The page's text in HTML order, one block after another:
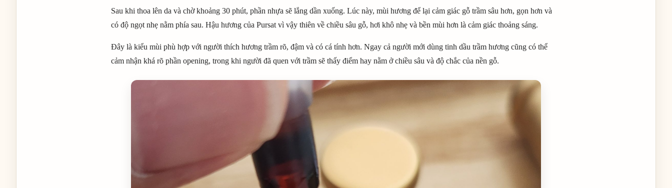
Sau khi thoa lên da và chờ khoảng 30 phút, phần nhựa sẽ lắng dần xuống. Lúc này, mùi hương để lại cảm giác gỗ trầm sâu hơn, gọn hơn và
có độ ngọt nhẹ nằm phía sau. Hậu hương của Pursat vì vậy thiên về chiều sâu gỗ, hơi khô nhẹ và bền mùi hơn là cảm giác thoảng sáng.
Đây là kiểu mùi phù hợp với người thích hương trầm rõ, đậm và có cá tính hơn. Ngay cả người mới dùng tinh dầu trầm hương cũng có thể
cảm nhận khá rõ phần opening, trong khi người đã quen với trầm sẽ thấy điểm hay nằm ở chiều sâu và độ chắc của nền gỗ.